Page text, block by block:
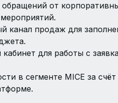
от
канал продаж для
для работы с
в сегменте MICE за